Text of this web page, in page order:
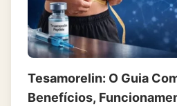
Tesamorelin: O Guia
Benefícios,